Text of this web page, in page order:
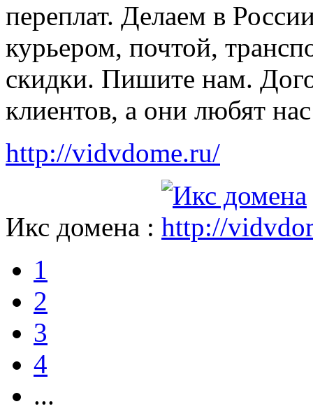
переплат. Делаем в
курьером, почтой,
скидки. Пишите нам.
клиентов, а они любят
http://vidvdome.ru/
Икс домена :
1
2
3
4
...